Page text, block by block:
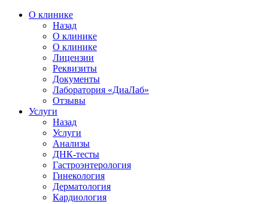
О клинике
Назад
О клинике
О клинике
Лицензии
Реквизиты
Документы
Лаборатория «ДиаЛаб»
Отзывы
Услуги
Назад
Услуги
Анализы
ДНК-тесты
Гастроэнтерология
Гинекология
Дерматология
Кардиология